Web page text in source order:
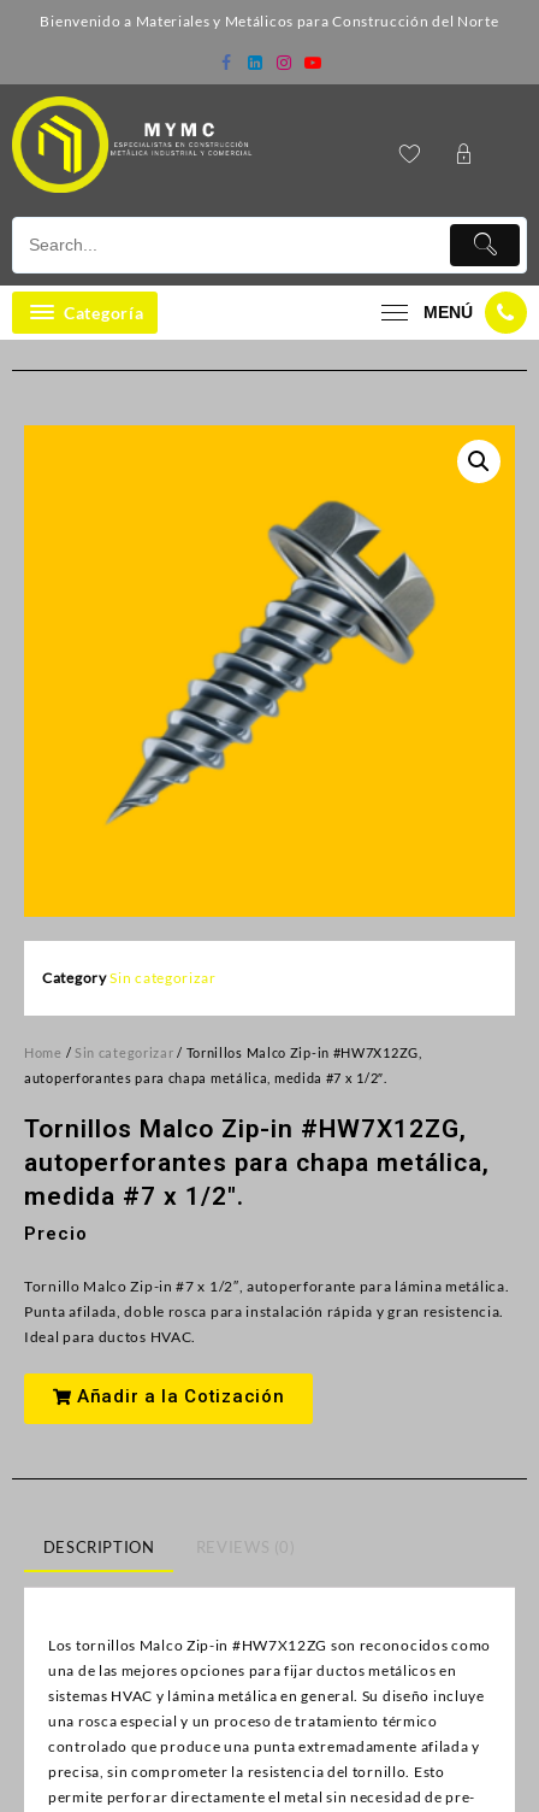
Bienvenido a Materiales y Metálicos para Construcción del Norte
Categoría MENÚ
CategorySin categorizar
Home / Sin categorizar / Tornillos Malco Zip-in #HW7X12ZG,
autoperforantes para chapa metálica, medida #7 x 1/2″.
Tornillos Malco Zip-in #HW7X12ZG,
autoperforantes para chapa metálica,
medida #7 x 1/2″.
Precio
Tornillo Malco Zip-in #7 x 1/2″, autoperforante para lámina metálica.
Punta afilada, doble rosca para instalación rápida y gran resistencia.
Ideal para ductos HVAC.
Añadir a la Cotización
DESCRIPTION REVIEWS (0)
Los tornillos Malco Zip-in #HW7X12ZG son reconocidos como
una de las mejores opciones para fijar ductos metálicos en
sistemas HVAC y lámina metálica en general. Su diseño incluye
una rosca especial y un proceso de tratamiento térmico
controlado que produce una punta extremadamente afilada y
precisa, sin comprometer la resistencia del tornillo. Esto
permite perforar directamente el metal sin necesidad de pre-